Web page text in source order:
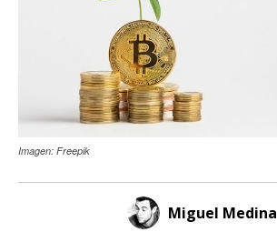
Imagen: Freepik
Miguel Medina